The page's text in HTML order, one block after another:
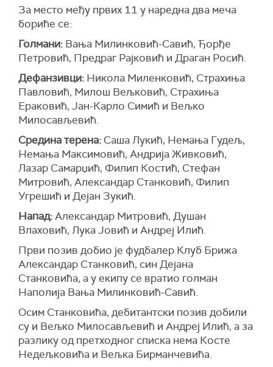
За место међу првих 11 у наредна два меча
бориће се:
Голмани: Вања Милинковић-Савић, Ђорђе
Петровић, Предраг Рајковић и Драган Росић.
Дефанзивци: Никола Миленковић, Страхиња
Павловић, Милош Вељковић, Страхиња
Ераковић, Јан-Карло Симић и Вељко
Милосављевић.
Средина терена: Саша Лукић, Немања Гудељ,
Немања Максимовић, Андрија Живковић,
Лазар Самарџић, Филип Костић, Стефан
Митровић, Александар Станковић, Филип
Угрешић и Дејан Зукић.
Напад:Александар Митровић, Душан
Влаховић, Лука Јовић и Андреј Илић.
Први позив добио је фудбалер Клуб Брижа
Александар Станковић, син Дејана
Станковића, а у екипу се вратио голман
Наполија Вања Милинковић-Савић.
Осим Станковића, дебитантски позив добили
су и Вељко Милосављевић и Андреј Илић, а за
разлику од претходног списка нема Косте
Недељковића и Вељка Бирманчевића.